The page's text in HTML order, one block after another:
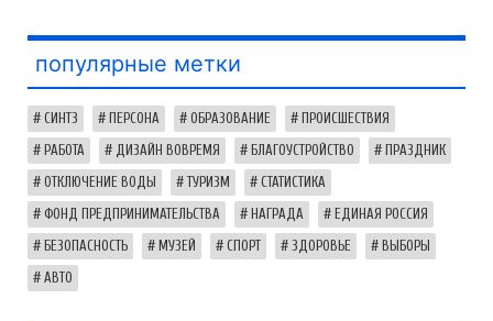
популярные метки
СИНТЗ ПЕРСОНА ОБРАЗОВАНИЕ ПРОИСШЕСТВИЯ
РАБОТА ДИЗАЙН ВОВРЕМЯ БЛАГОУСТРОЙСТВО ПРАЗДНИК
ОТКЛЮЧЕНИЕ ВОДЫ ТУРИЗМ СТАТИСТИКА
ФОНД ПРЕДПРИНИМАТЕЛЬСТВА НАГРАДА ЕДИНАЯ РОССИЯ
БЕЗОПАСНОСТЬ МУЗЕЙ СПОРТ ЗДОРОВЬЕ ВЫБОРЫ
АВТО